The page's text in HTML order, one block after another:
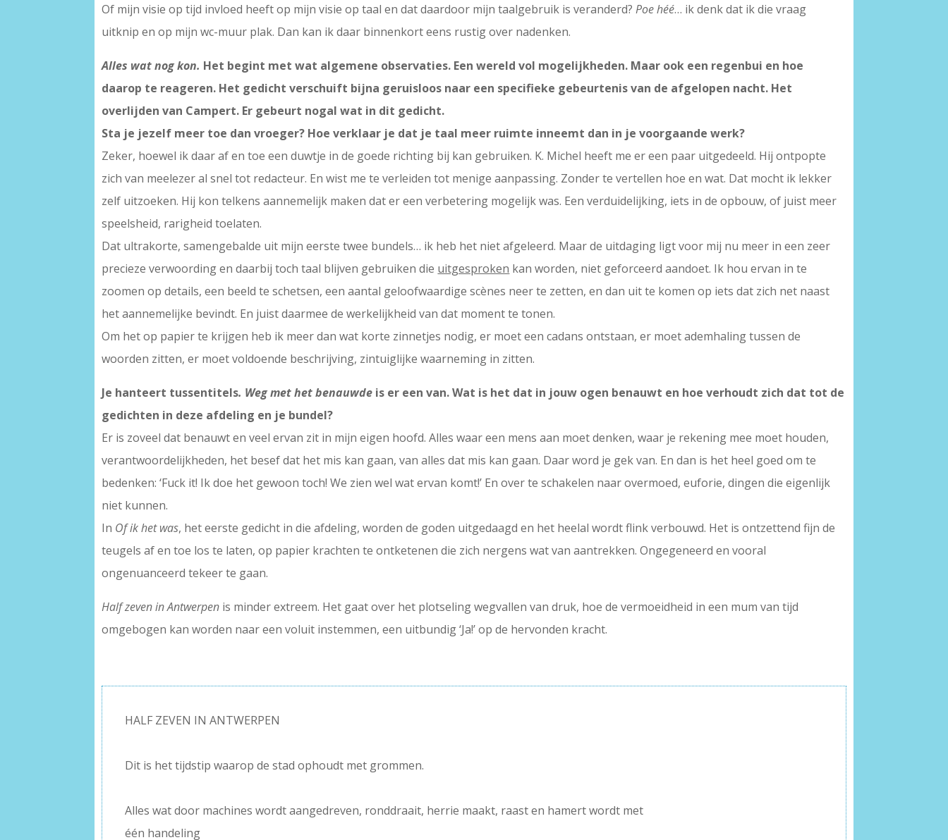
Of mijn visie op tijd invloed heeft op mijn visie op taal en dat daardoor mijn taalgebruik is veranderd?Poe héé… ik denk dat ik die vraag
uitknip en op mijn wc-muur plak. Dan kan ik daar binnenkort eens rustig over nadenken.
Alles wat nog kon. Het begint met wat algemene observaties. Een wereld vol mogelijkheden. Maar ook een regenbui en hoe
daarop te reageren. Het gedicht verschuift bijna geruisloos naar een specifieke gebeurtenis van de afgelopen nacht. Het
overlijden van Campert. Er gebeurt nogal wat in dit gedicht.
Sta je jezelf meer toe dan vroeger? Hoe verklaar je dat je taal meer ruimte inneemt dan in je voorgaande werk?
Zeker, hoewel ik daar af en toe een duwtje in de goede richting bij kan gebruiken. K. Michel heeft me er een paar uitgedeeld. Hij ontpopte
zich van meelezer al snel tot redacteur. En wist me te verleiden tot menige aanpassing. Zonder te vertellen hoe en wat. Dat mocht ik lekker
zelf uitzoeken. Hij kon telkens aannemelijk maken dat er een verbetering mogelijk was. Een verduidelijking, iets in de opbouw, of juist meer
speelsheid, rarigheid toelaten.
Dat ultrakorte, samengebalde uit mijn eerste twee bundels… ik heb het niet afgeleerd. Maar de uitdaging ligt voor mij nu meer in een zeer
precieze verwoording en daarbij toch taal blijven gebruiken die uitgesproken kan worden, niet geforceerd aandoet. Ik hou ervan in te
zoomen op details, een beeld te schetsen, een aantal geloofwaardige scènes neer te zetten, en dan uit te komen op iets dat zich net naast
het aannemelijke bevindt. En juist daarmee de werkelijkheid van dat moment te tonen.
Om het op papier te krijgen heb ik meer dan wat korte zinnetjes nodig, er moet een cadans ontstaan, er moet ademhaling tussen de
woorden zitten, er moet voldoende beschrijving, zintuiglijke waarneming in zitten.
Je hanteert tussentitels. Weg met het benauwde is er een van. Wat is het dat in jouw ogen benauwt en hoe verhoudt zich dat tot de
gedichten in deze afdeling en je bundel?
Er is zoveel dat benauwt en veel ervan zit in mijn eigen hoofd. Alles waar een mens aan moet denken, waar je rekening mee moet houden,
verantwoordelijkheden, het besef dat het mis kan gaan, van alles dat mis kan gaan. Daar word je gek van. En dan is het heel goed om te
bedenken: ‘Fuck it! Ik doe het gewoon toch! We zien wel wat ervan komt!’ En over te schakelen naar overmoed, euforie, dingen die eigenlijk
niet kunnen.
In Of ik het was, het eerste gedicht in die afdeling, worden de goden uitgedaagd en het heelal wordt flink verbouwd. Het is ontzettend fijn de
teugels af en toe los te laten, op papier krachten te ontketenen die zich nergens wat van aantrekken. Ongegeneerd en vooral
ongenuanceerd tekeer te gaan.
Half zeven in Antwerpen is minder extreem. Het gaat over het plotseling wegvallen van druk, hoe de vermoeidheid in een mum van tijd
omgebogen kan worden naar een voluit instemmen, een uitbundig ‘Ja!’ op de hervonden kracht.
HALF ZEVEN IN ANTWERPEN
Dit is het tijdstip waarop de stad ophoudt met grommen.
Alles wat door machines wordt aangedreven, ronddraait, herrie maakt, raast en hamert wordt met
één handeling